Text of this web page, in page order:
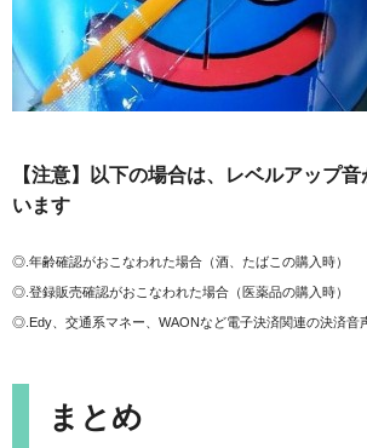
【注意】以下の場合は、レベルアップ
います
◎.年齢確認がおこなわれた場合（酒、たばこの購入時）
◎.登録販売確認がおこなわれた場合（医薬品の購入時）
◎.Edy、交通系マネー、WAONなど電子決済関連の決済音
まとめ